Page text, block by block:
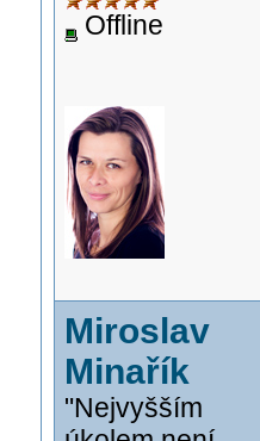
Offline
Miroslav
Minařík
"Nejvyšším